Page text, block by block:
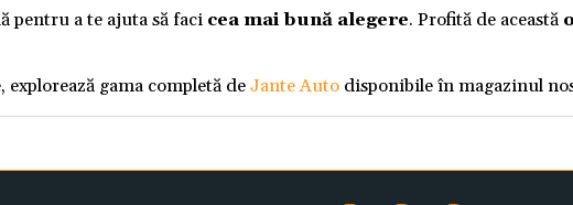
pentru a te ajuta să faci cea mai bună alegere. Profită de această
gama completă deJante Auto disponibile în magazinul